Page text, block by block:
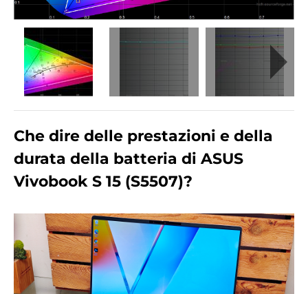
Che dire delle prestazioni e della
durata della batteria di ASUS
Vivobook S 15 (S5507)?